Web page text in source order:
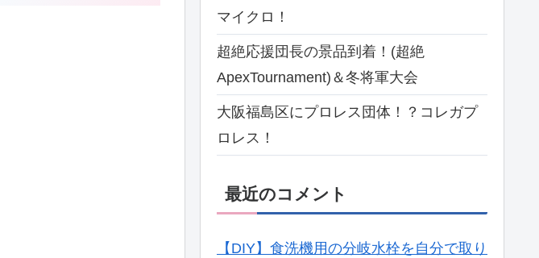
マイクロ！
超絶応援団長の景品到着！(超絶
ApexTournament)＆冬将軍大会
大阪福島区にプロレス団体！？コレガプ
ロレス！
最近のコメント
【DIY】食洗機用の分岐水栓を自分で取り